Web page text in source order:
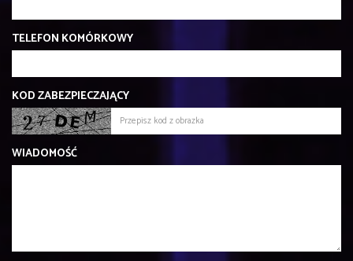
TELEFON KOMÓRKOWY
KOD ZABEZPIECZAJĄCY
WIADOMOŚĆ